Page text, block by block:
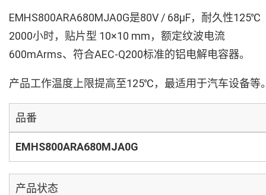
EMHS800ARA680MJA0G是80V / 68µF，耐久性125℃
2000小时，贴片型 10×10 mm，额定纹波电流
600mArms、符合AEC-Q200标准的铝电解电容器。
产品工作温度上限提高至125℃，最适用于汽车设备等
品番
EMHS800ARA680MJA0G
产品状态